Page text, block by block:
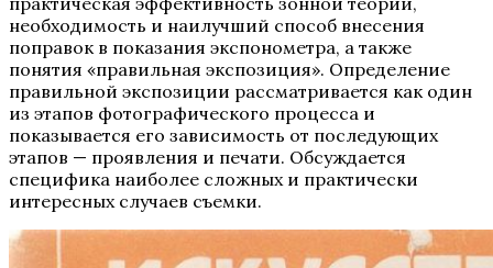
необходимость и наилучший способ внесения
поправок в показания экспонометра, а также
понятия «правильная экспозиция». Определение
правильной экспозиции рассматривается как один
из этапов фотографического процесса и
показывается его зависимость от последующих
этапов — проявления и печати. Обсуждается
специфика наиболее сложных и практически
интересных случаев съемки.